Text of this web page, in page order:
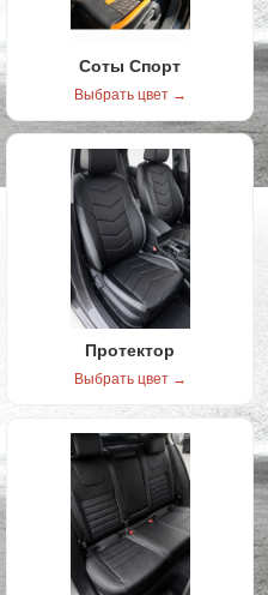
Соты Спорт
Выбрать цвет →
Протектор
Выбрать цвет →